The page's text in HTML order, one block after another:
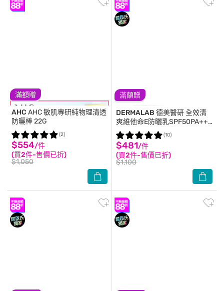
滿額贈
AHC AHC 敏肌專研純物理清透
防曬棒 22G
$554/件
(買2件-售價已折)
$1,050
(2)
滿額贈
DERMALAB 德美醫研 全效清
爽維他命E防曬乳SPF50PA+++
/40ml
$481/件
(買2件-售價已折)
$1,100
(10)